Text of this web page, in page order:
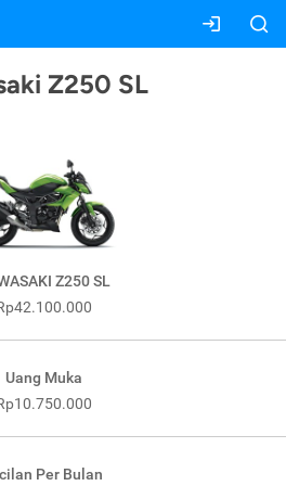
Z250 SL
Z250 SL
Uang Muka
Per Bulan